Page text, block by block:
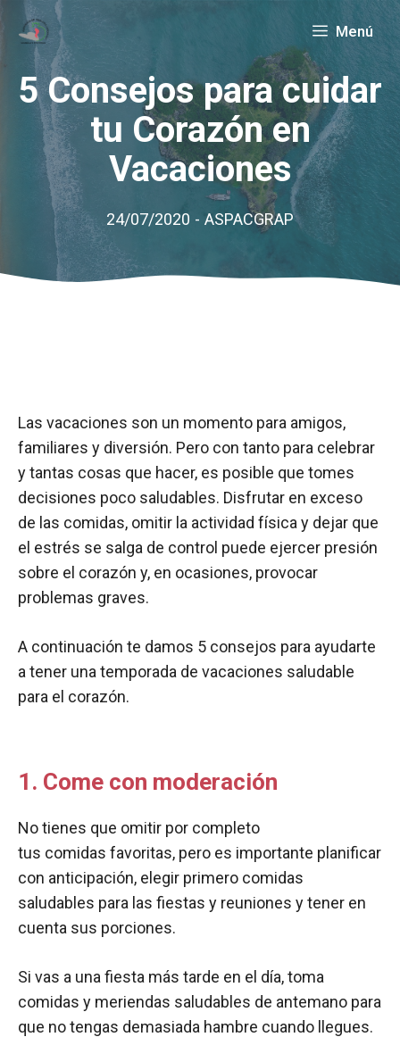
Saltar
contenido
Menú
5 Consejos para cuidar
tu Corazón en
Vacaciones
24/07/2020 - ASPACGRAP
Las vacaciones son un momento para amigos,
familiares y diversión. Pero con tanto para celebrar
y tantas cosas que hacer, es posible que tomes
decisiones poco saludables. Disfrutar en exceso
de las comidas, omitir la actividad física y dejar que
el estrés se salga de control puede ejercer presión
sobre el corazón y, en ocasiones, provocar
problemas graves.
A continuación te damos 5 consejos para ayudarte
a tener una temporada de vacaciones saludable
para el corazón.
1. Come con moderación
No tienes que omitir por completo
tus comidas favoritas, pero es importante planificar
con anticipación, elegir primero comidas
saludables para las fiestas y reuniones y tener en
cuenta sus porciones.
Si vas a una fiesta más tarde en el día, toma
comidas y meriendas saludables de antemano para
que no tengas demasiada hambre cuando llegues.